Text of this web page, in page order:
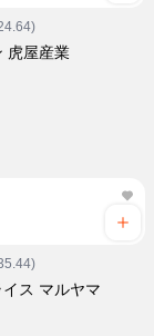
虎屋産業
ス マルヤマ